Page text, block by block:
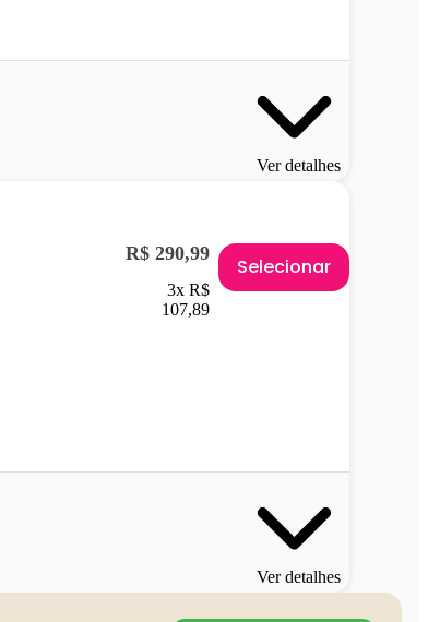
Ver detalhes
R$ 290,99
3x R$
107,89
Selecionar
Ver detalhes